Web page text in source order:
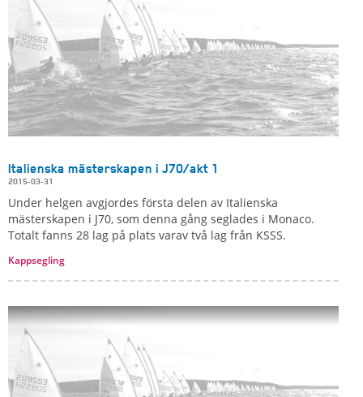
Italienska mästerskapen i J70/akt 1
2015-03-31
Under helgen avgjordes första delen av Italienska
mästerskapen i J70, som denna gång seglades i Monaco.
Totalt fanns 28 lag på plats varav två lag från KSSS.
Kappsegling